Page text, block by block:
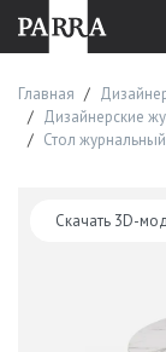
Главная
Дизайнерские
Стол
Скачать 3D-